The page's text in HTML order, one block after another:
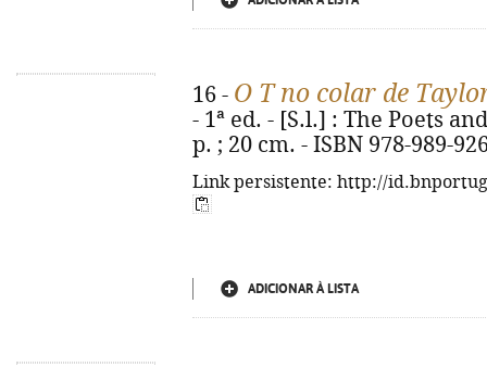
16 - O T no colar de
- 1ª ed. - [S.l.] : The Poets
p. ; 20 cm. - ISBN 978-989-
Link persistente: http://
ADICIONAR À LISTA